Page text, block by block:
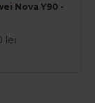
Nova Y90 -
lei